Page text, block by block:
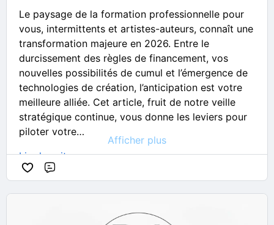
Le paysage de la formation professionnelle pour
vous, intermittents et artistes-auteurs, connaît une
transformation majeure en 2026. Entre le
durcissement des règles de financement, vos
nouvelles possibilités de cumul et l’émergence de
technologies de création, l’anticipation est votre
meilleure alliée. Cet article, fruit de notre veille
stratégique continue, vous donne les leviers pour
piloter votre…
Lire la suite
Afficher plus